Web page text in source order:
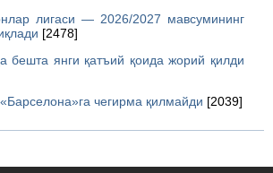
лигаси — 2026/2027 мавсумининг
[2478]
бешта янги қатъий қоида жорий қилди
чегирма қилмайди [2039]